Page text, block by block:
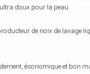
doux pour la peau
de noix de lavage
économique et bon